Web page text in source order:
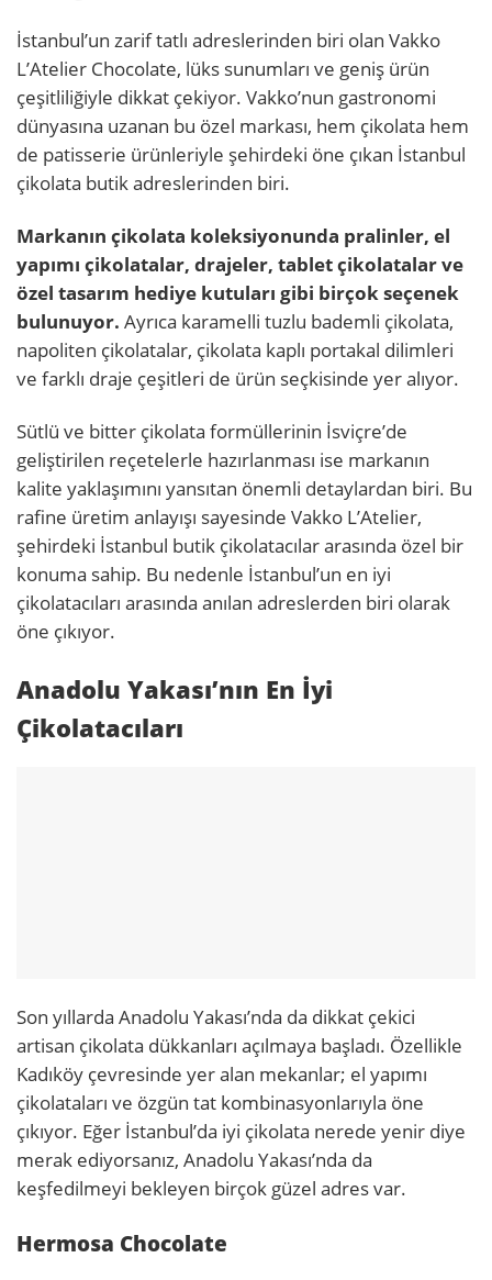
İstanbul’un zarif tatlı adreslerinden biri olan Vakko
L’Atelier Chocolate, lüks sunumları ve geniş ürün
çeşitliliğiyle dikkat çekiyor. Vakko’nun gastronomi
dünyasına uzanan bu özel markası, hem çikolata hem
de patisserie ürünleriyle şehirdeki öne çıkan İstanbul
çikolata butik adreslerinden biri.
Markanın çikolata koleksiyonunda pralinler, el
yapımı çikolatalar, drajeler, tablet çikolatalar ve
özel tasarım hediye kutuları gibi birçok seçenek
bulunuyor. Ayrıca karamelli tuzlu bademli çikolata,
napoliten çikolatalar, çikolata kaplı portakal dilimleri
ve farklı draje çeşitleri de ürün seçkisinde yer alıyor.
Sütlü ve bitter çikolata formüllerinin İsviçre’de
geliştirilen reçetelerle hazırlanması ise markanın
kalite yaklaşımını yansıtan önemli detaylardan biri. Bu
rafine üretim anlayışı sayesinde Vakko L’Atelier,
şehirdeki İstanbul butik çikolatacılar arasında özel bir
konuma sahip. Bu nedenle İstanbul’un en iyi
çikolatacıları arasında anılan adreslerden biri olarak
öne çıkıyor.
Anadolu Yakası’nın En İyi
Çikolatacıları
Son yıllarda Anadolu Yakası’nda da dikkat çekici
artisan çikolata dükkanları açılmaya başladı. Özellikle
Kadıköy çevresinde yer alan mekanlar; el yapımı
çikolataları ve özgün tat kombinasyonlarıyla öne
çıkıyor. Eğer İstanbul’da iyi çikolata nerede yenir diye
merak ediyorsanız, Anadolu Yakası’nda da
keşfedilmeyi bekleyen birçok güzel adres var.
Hermosa Chocolate